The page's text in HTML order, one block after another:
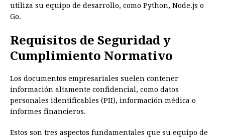
utiliza su equipo de desarrollo, como Python, Node.js o
Go.
Requisitos de Seguridad y
Cumplimiento Normativo
Los documentos empresariales suelen contener
información altamente confidencial, como datos
personales identificables (PII), información médica o
informes financieros.
Estos son tres aspectos fundamentales que su equipo de